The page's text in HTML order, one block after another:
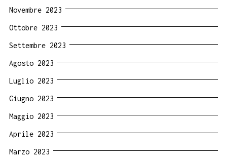
Novembre 2023
Ottobre 2023
Settembre 2023
Agosto 2023
Luglio 2023
Giugno 2023
Maggio 2023
Aprile 2023
Marzo 2023